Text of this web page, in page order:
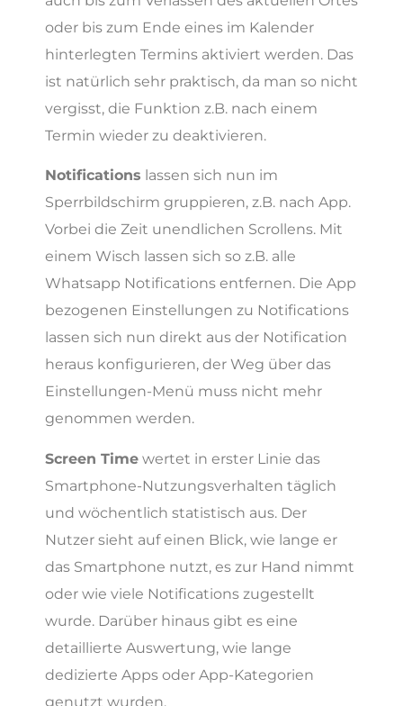
oder bis zum Ende eines im Kalender
hinterlegten Termins aktiviert werden. Das
ist natürlich sehr praktisch, da man so nicht
vergisst, die Funktion z.B. nach einem
Termin wieder zu deaktivieren.
Notifications lassen sich nun im
Sperrbildschirm gruppieren, z.B. nach App.
Vorbei die Zeit unendlichen Scrollens. Mit
einem Wisch lassen sich so z.B. alle
Whatsapp Notifications entfernen. Die App
bezogenen Einstellungen zu Notifications
lassen sich nun direkt aus der Notification
heraus konfigurieren, der Weg über das
Einstellungen-Menü muss nicht mehr
genommen werden.
Screen Time wertet in erster Linie das
Smartphone-Nutzungsverhalten täglich
und wöchentlich statistisch aus. Der
Nutzer sieht auf einen Blick, wie lange er
das Smartphone nutzt, es zur Hand nimmt
oder wie viele Notifications zugestellt
wurde. Darüber hinaus gibt es eine
detaillierte Auswertung, wie lange
dedizierte Apps oder App-Kategorien
genutzt wurden.